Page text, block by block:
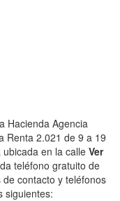
Hacienda Agencia
Renta 2.021 de 9 a 19
ubicada en la calle Ver
teléfono gratuito de
de contacto y teléfonos
siguientes: